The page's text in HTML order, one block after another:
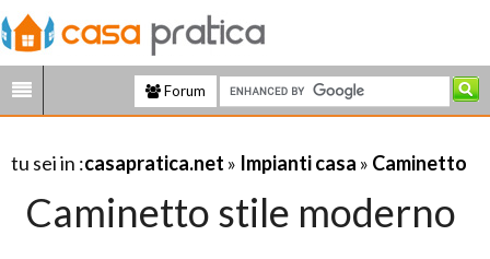
Forum
tu sei in :casapratica.net » Impianti casa » Caminetto
Caminetto stile moderno